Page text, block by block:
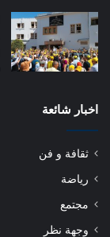
اخبار شائعة
ثقافة و فن
رياضة
مجتمع
وجهة نظر